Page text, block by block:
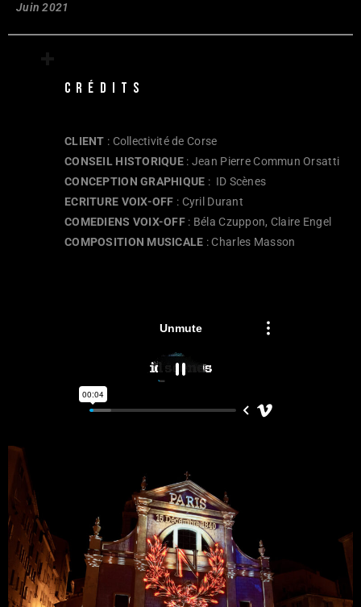
Juin 2021
CRÉDITS
CLIENT : Collectivité de Corse
CONSEIL HISTORIQUE : Jean Pierre Commun Orsatti
CONCEPTION GRAPHIQUE : ID Scènes
ECRITURE VOIX-OFF : Cyril Durant
COMEDIENS VOIX-OFF : Béla Czuppon, Claire Engel
COMPOSITION MUSICALE : Charles Masson